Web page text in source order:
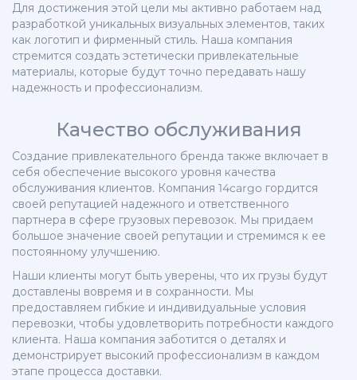
Для достижения этой цели мы активно работаем над
разработкой уникальных визуальных элементов, таких
как логотип и фирменный стиль. Наша компания
стремится создать эстетически привлекательные
материалы, которые будут точно передавать нашу
надежность и профессионализм.
Качество обслуживания
Создание привлекательного бренда также включает в
себя обеспечение высокого уровня качества
обслуживания клиентов. Компания 14cargo гордится
своей репутацией надежного и ответственного
партнера в сфере грузовых перевозок. Мы придаем
большое значение своей репутации и стремимся к ее
постоянному улучшению.
Наши клиенты могут быть уверены, что их грузы будут
доставлены вовремя и в сохранности. Мы
предоставляем гибкие и индивидуальные условия
перевозки, чтобы удовлетворить потребности каждого
клиента. Наша компания заботится о деталях и
демонстрирует высокий профессионализм в каждом
этапе процесса доставки.